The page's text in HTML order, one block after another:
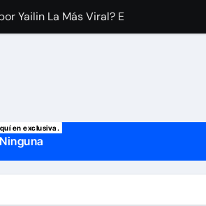
Baeva tras imágenes junto a
en exclusiva.